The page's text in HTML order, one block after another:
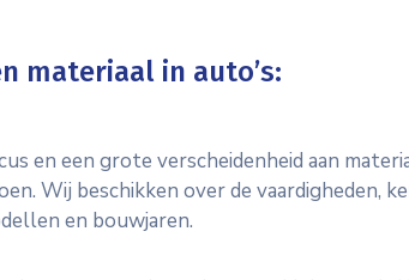
materiaal in auto’s:
en een grote verscheidenheid aan
Wij beschikken over de vaardigheden,
en bouwjaren.